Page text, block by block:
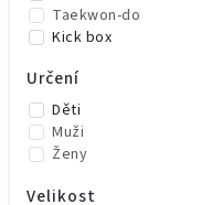
Taekwon-do
Kick box
Určení
Děti
Muži
Ženy
Velikost